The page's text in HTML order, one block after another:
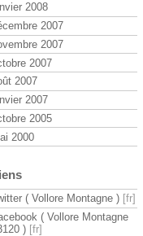
2008
2007
2007
2007
2007
2007
2005
2000
( Vollore Montagne )
( Vollore Montagne
)